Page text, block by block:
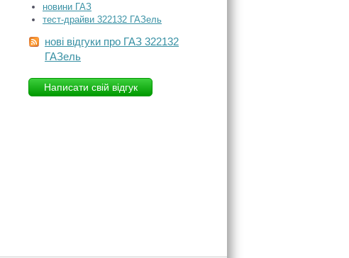
новини ГАЗ
тест-драйви 322132 ГАЗель
нові відгуки про ГАЗ 322132
ГАЗель
Написати свій відгук